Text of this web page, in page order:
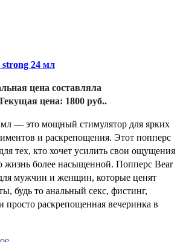
24 мл
цена составляла
цена: 1800 руб..
мл — это мощный стимулятор для ярких
и раскрепощения. Этот попперс
тех, кто хочет усилить свои ощущения
жизнь более насыщенной. Попперс Bear
мужчин и женщин, которые ценят
будь то анальный секс, фистинг,
раскрепощенная вечеринка в